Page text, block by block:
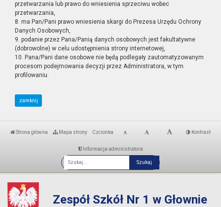
przetwarzania lub prawo do wniesienia sprzeciwu wobec
przetwarzania,
8. ma Pan/Pani prawo wniesienia skargi do Prezesa Urzędu Ochrony
Danych Osobowych,
9. podanie przez Pana/Panią danych osobowych jest fakultatywne
(dobrowolne) w celu udostępnienia strony internetowej,
10. Pana/Pani dane osobowe nie będą podlegały zautomatyzowanym
procesom podejmowania decyzji przez Administratora, w tym
profilowaniu.
zamknij
Strona główna Mapa strony Czcionka Kontrast
Informacja administratora
Fraza
Zespół Szkół Nr 1 w Głownie